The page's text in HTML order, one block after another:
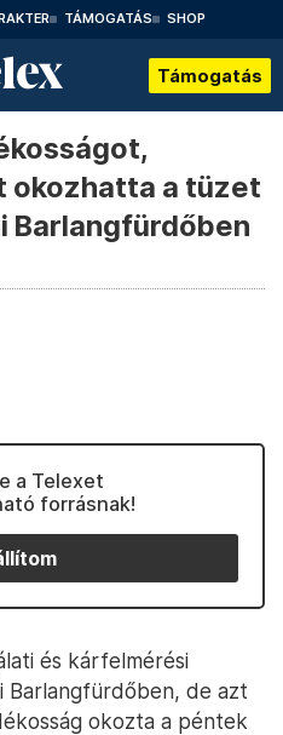
TÁMOGATÁS SHOP
Támogatás
okozhatta a tüzet
Barlangfürdőben
a Telexet
forrásnak!
és kárfelmérési
Barlangfürdőben, de azt
okozta a péntek